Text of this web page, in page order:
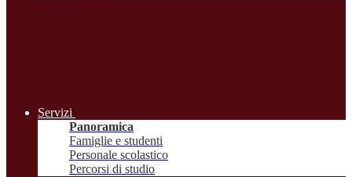
Servizi
Panoramica
Famiglie e studenti
Personale scolastico
Percorsi di studio